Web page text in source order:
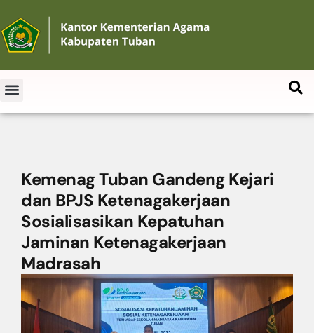
Kemenag Tuban Gandeng Kejari
dan BPJS Ketenagakerjaan
Sosialisasikan Kepatuhan
Jaminan Ketenagakerjaan
Madrasah